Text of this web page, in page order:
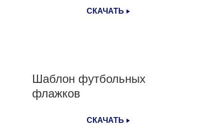
СКАЧАТЬ
Шаблон футбольных
флажков
СКАЧАТЬ